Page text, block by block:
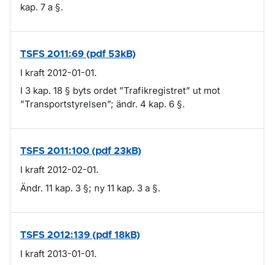
kap. 7 a §.
TSFS 2011:69 (pdf 53kB)
I kraft 2012-01-01.
I 3 kap. 18 § byts ordet ”Trafikregistret” ut mot
”Transportstyrelsen”; ändr. 4 kap. 6 §.
TSFS 2011:100 (pdf 23kB)
I kraft 2012-02-01.
Ändr. 11 kap. 3 §; ny 11 kap. 3 a §.
TSFS 2012:139 (pdf 18kB)
I kraft 2013-01-01.